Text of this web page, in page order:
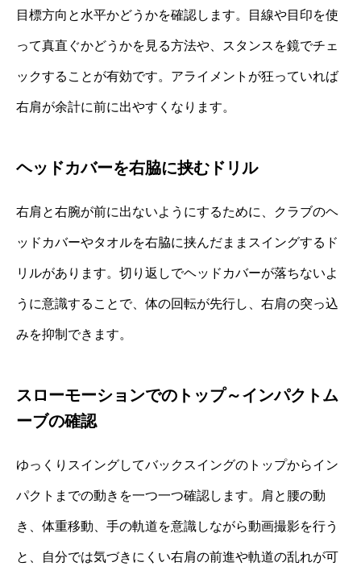
目標方向と水平かどうかを確認します。目線や目印を使
って真直ぐかどうかを見る方法や、スタンスを鏡でチェ
ックすることが有効です。アライメントが狂っていれば
右肩が余計に前に出やすくなります。
ヘッドカバーを右脇に挟むドリル
右肩と右腕が前に出ないようにするために、クラブのヘ
ッドカバーやタオルを右脇に挟んだままスイングするド
リルがあります。切り返しでヘッドカバーが落ちないよ
うに意識することで、体の回転が先行し、右肩の突っ込
みを抑制できます。
スローモーションでのトップ～インパクトム
ーブの確認
ゆっくりスイングしてバックスイングのトップからイン
パクトまでの動きを一つ一つ確認します。肩と腰の動
き、体重移動、手の軌道を意識しながら動画撮影を行う
と、自分では気づきにくい右肩の前進や軌道の乱れが可